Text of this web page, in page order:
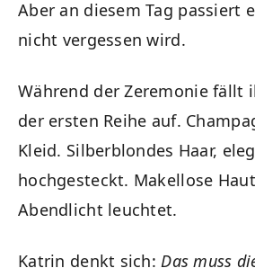
Aber an diesem Tag passiert
nicht vergessen wird.
Während der Zeremonie fällt
der ersten Reihe auf.
Kleid. Silberblondes Haar,
hochgesteckt. Makellose
Abendlicht leuchtet.
Katrin denkt sich:Das muss